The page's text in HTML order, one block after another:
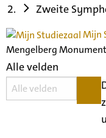
Zweite
Mijn
Mengelberg
Alle velden